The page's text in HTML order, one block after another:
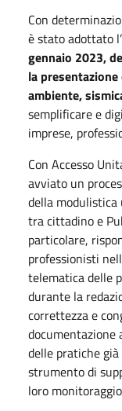
Con
è stato adottato l’
gennaio 2023,
la
ambiente,
semplificare e
imprese,
Con Accesso
avviato un
della modulistica
tra cittadino e
particolare,
professionisti
telematica delle
durante la
correttezza e
documentazione
delle pratiche
strumento di
loro